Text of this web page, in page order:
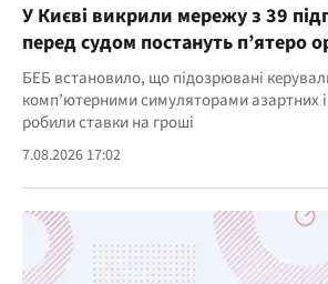
У Києві викрили мережу з 39
перед судом постануть п’ятеро
БЕБ встановило, що підозрювані
комп’ютерними симуляторами азартних
робили ставки на гроші
7.08.2026 17:02